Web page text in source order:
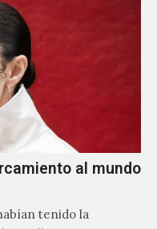
al mundo
tenido la